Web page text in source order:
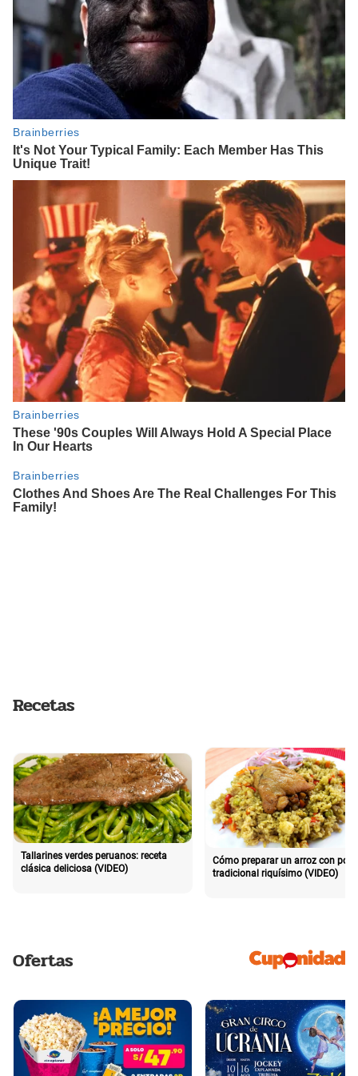
Recetas
Tallarines verdes peruanos: receta
clásica deliciosa (VIDEO)
Cómo preparar un arroz con pollo
tradicional riquísimo (VIDEO)
Ofertas